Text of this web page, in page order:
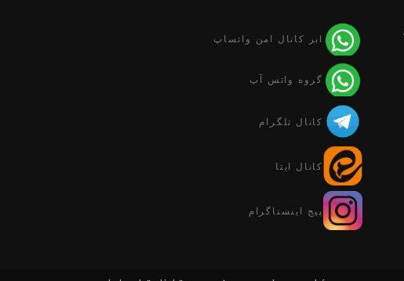
ابر کانال امن واتساپ
گروه واتس آپ
کانال تلگرام
کانال ایتا
پیج اینستاگرام